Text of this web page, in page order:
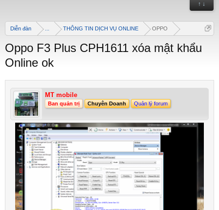
↑ ↓
Diễn đàn THÔNG TIN DỊCH VỤ ONLINE OPPO
Oppo F3 Plus CPH1611 xóa mật khẩu
Online ok
MT mobile
Ban quản trị Chuyên Doanh Quản lý forum